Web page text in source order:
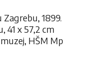
1899.
41 x 57,2 cm
HŠM Mp